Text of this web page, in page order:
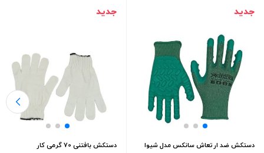
جدید
دستکش ضد ارتعاش سانکس مدل شیوا
جدید
دستکش بافتنی 70 گرمی کار